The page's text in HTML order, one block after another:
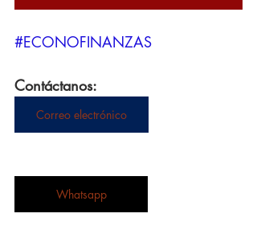
#ECONOFINANZAS
Contáctanos:
Correo electrónico
Whatsapp